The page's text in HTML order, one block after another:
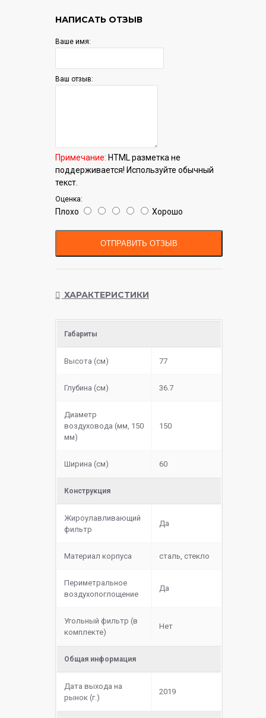
НАПИСАТЬ ОТЗЫВ
Ваше имя:
Ваш отзыв:
Примечание: HTML разметка не
поддерживается! Используйте обычный
текст.
Оценка:
Плохо Хорошо
ОТПРАВИТЬ ОТЗЫВ
ХАРАКТЕРИСТИКИ
Габариты
Высота (см) 77
Глубина (см) 36.7
Диаметр
воздуховода (мм, 150
мм)
150
Ширина (см) 60
Конструкция
Жироулавливающий
фильтр
Да
Материал корпуса сталь, стекло
Периметральное
воздухопоглощение
Да
Угольный фильтр (в
комплекте)
Нет
Общая информация
Дата выхода на
рынок (г.)
2019